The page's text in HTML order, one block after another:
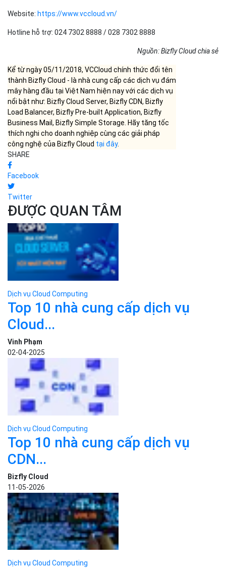
Website: https://www.vccloud.vn/
Hotline hỗ trợ: 024 7302 8888 / 028 7302 8888
Nguồn: Bizfly Cloud chia sẻ
Kể từ ngày 05/11/2018, VCCloud chính thức đổi tên
thành Bizfly Cloud - là nhà cung cấp các dịch vụ đám
mây hàng đầu tại Việt Nam hiện nay với các dịch vụ
nổi bật như: Bizfly Cloud Server, Bizfly CDN, Bizfly
Load Balancer, Bizfly Pre-built Application, Bizfly
Business Mail, Bizfly Simple Storage. Hãy tăng tốc
thích nghi cho doanh nghiệp cùng các giải pháp
công nghệ của Bizfly Cloud tại đây.
SHARE
Facebook
Twitter
ĐƯỢC QUAN TÂM
Dịch vụ Cloud Computing
Top 10 nhà cung cấp dịch vụ
Cloud...
Vinh Phạm
02-04-2025
Dịch vụ Cloud Computing
Top 10 nhà cung cấp dịch vụ
CDN...
Bizfly Cloud
11-05-2026
Dịch vụ Cloud Computing
Top 10 lỗ hổng bảo mật máy
chủ...
Vinh Phạm